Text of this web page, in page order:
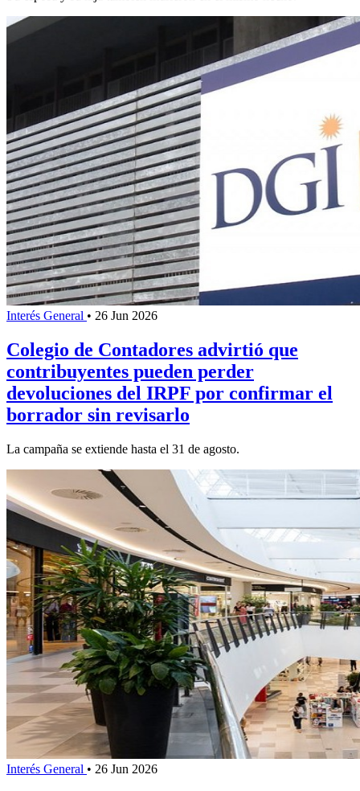
Interés General • 26 Jun 2026
Colegio de Contadores advirtió que
contribuyentes pueden perder
devoluciones del IRPF por confirmar el
borrador sin revisarlo
La campaña se extiende hasta el 31 de agosto.
Interés General • 26 Jun 2026